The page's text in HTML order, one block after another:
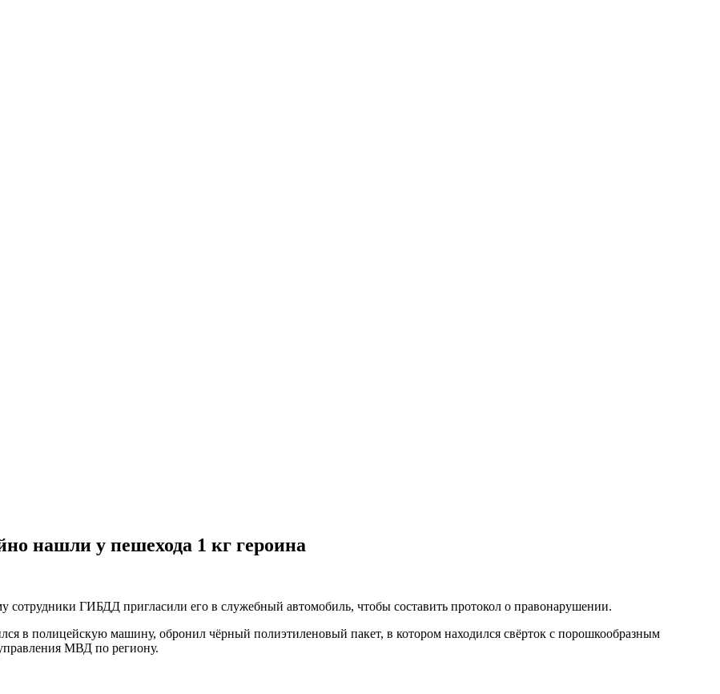
нашли у пешехода 1 кг героина
сотрудники ГИБДД пригласили его в служебный автомобиль, чтобы составить протокол о правонарушении.
в полицейскую машину, обронил чёрный полиэтиленовый пакет, в котором находился свёрток с порошкообразным
МВД по региону.